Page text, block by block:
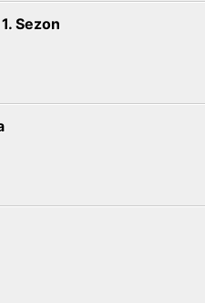
Sezon